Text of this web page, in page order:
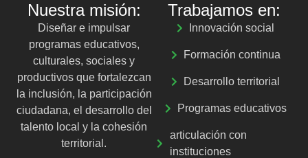
Nuestra misión:
Diseñar e impulsar
programas educativos,
culturales, sociales y
productivos que fortalezcan
la inclusión, la participación
ciudadana, el desarrollo del
talento local y la cohesión
territorial.
Trabajamos en:
Innovación social
Formación continua
Desarrollo territorial
Programas educativos
articulación con
instituciones